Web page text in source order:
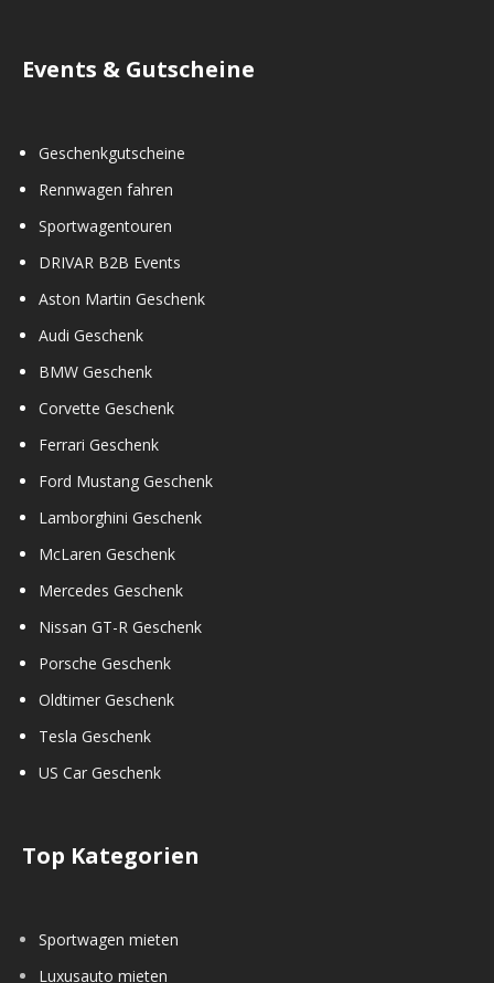
Events & Gutscheine
Geschenkgutscheine
Rennwagen fahren
Sportwagentouren
DRIVAR B2B Events
Aston Martin Geschenk
Audi Geschenk
BMW Geschenk
Corvette Geschenk
Ferrari Geschenk
Ford Mustang Geschenk
Lamborghini Geschenk
McLaren Geschenk
Mercedes Geschenk
Nissan GT-R Geschenk
Porsche Geschenk
Oldtimer Geschenk
Tesla Geschenk
US Car Geschenk
Top Kategorien
Sportwagen mieten
Luxusauto mieten